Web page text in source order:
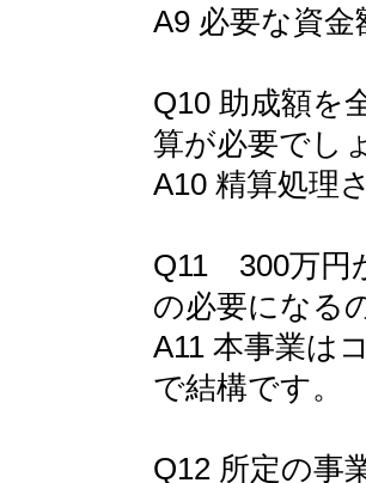
A9 必要な資
Q10 助成額を
算が必要でし
A10 精算処理
Q11 300万円
の必要になる
A11 本事業は
で結構です。
Q12 所定の事